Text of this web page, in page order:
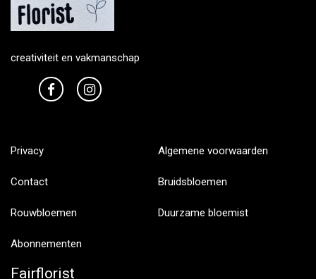
creativiteit en vakmanschap
Privacy Algemene voorwaarden
Contact Bruidsbloemen
Rouwbloemen Duurzame bloemist
Abonnementen
Fairflorist